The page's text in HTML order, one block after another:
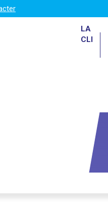
LA
CLI